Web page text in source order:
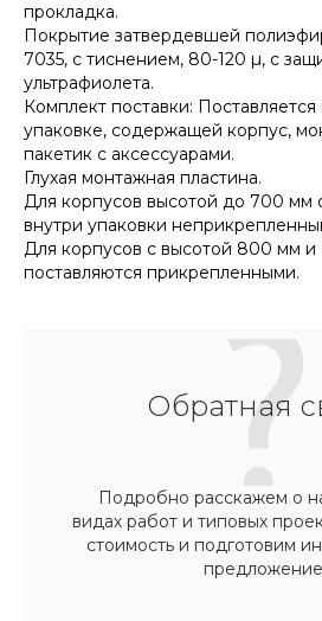
прокладка.
Покрытие затвердевшей
7035, с тиснением, 80-120 µ, с
ультрафиолета.
Комплект поставки:
упаковке, содержащей корпус,
пакетик с аксессуарами.
Глухая монтажная пластина.
Для корпусов высотой до 700 мм
внутри упаковки
Для корпусов с высотой 800 мм и
поставляются прикрепленными.
Обратная
Подробно расскажем о
видах работ и типовых
стоимость и подготовим